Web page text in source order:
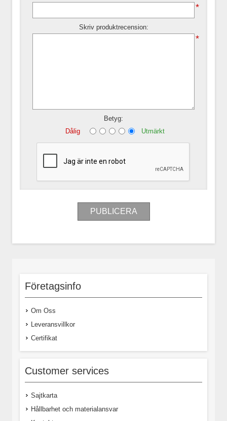
*
Skriv produktrecension:
*
Betyg:
Dålig
Utmärkt
Företagsinfo
Om Oss
Leveransvillkor
Certifikat
Customer services
Sajtkarta
Hållbarhet och materialansvar